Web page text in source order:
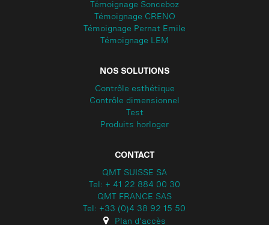
Témoignage Sonceboz
Témoignage CRENO
Témoignage Pernat Emile
Témoignage LEM
NOS SOLUTIONS
Contrôle esthétique
Contrôle dimensionnel
Test
Produits horloger
CONTACT
QMT SUISSE SA
Tel: + 41 22 884 00 30
QMT FRANCE SAS
Tel: +33 (0)4 38 92 15 50
Plan d'accès